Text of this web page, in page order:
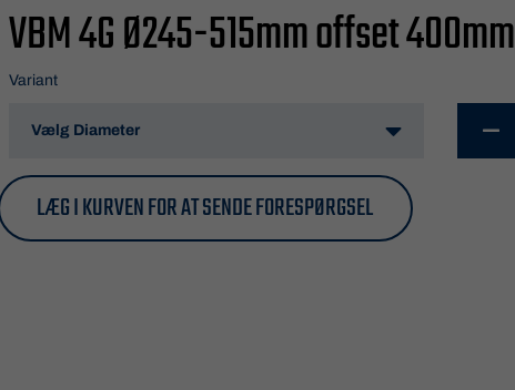
VBM 4G Ø245-515mm offset 400mm
Variant
LÆG I KURVEN FOR AT SENDE FORESPØRGSEL